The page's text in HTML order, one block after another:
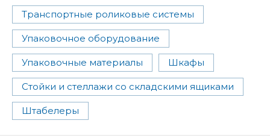
Транспортные роликовые системы
Упаковочное оборудование
Упаковочные материалы Шкафы
Стойки и стеллажи со складскими ящиками
Штабелеры